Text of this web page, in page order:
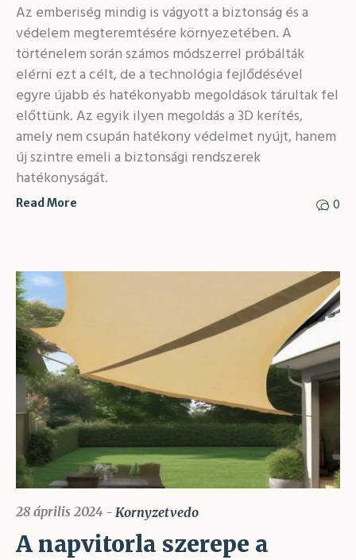
Az emberiség mindig is vágyott a biztonság és a
védelem megteremtésére környezetében. A
történelem során számos módszerrel próbálták
elérni ezt a célt, de a technológia fejlődésével
egyre újabb és hatékonyabb megoldások tárultak fel
előttünk. Az egyik ilyen megoldás a 3D kerítés,
amely nem csupán hatékony védelmet nyújt, hanem
új szintre emeli a biztonsági rendszerek
hatékonyságát.
0
Read More
28 április 2024 Kornyzetvedo
A napvitorla szerepe a